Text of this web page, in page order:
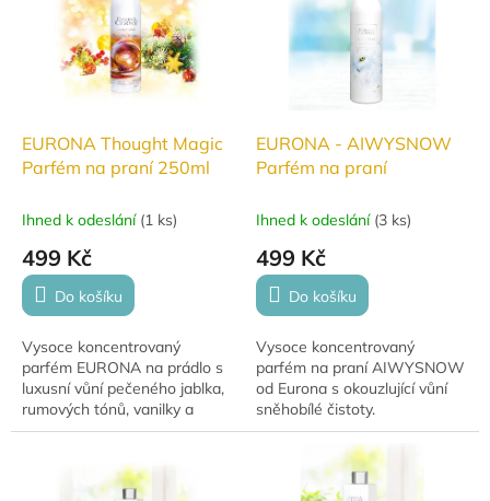
EURONA Thought Magic
Parfém na praní 250ml
Ihned k odeslání (1 ks)
499 Kč
Do košíku
Vysoce koncentrovaný
parfém EURONA na prádlo s
luxusní vůní pečeného jablka,
rumových tónů, vanilky a
kokosového srdce.
EURONA - AIWYSNOW
Parfém na praní
Ihned k odeslání (3 ks)
499 Kč
Do košíku
Vysoce koncentrovaný
parfém na praní AIWYSNOW
od Eurona s okouzlující vůní
sněhobílé čistoty.
Dlouhotrvající svěžest i po
sušení v sušičce.